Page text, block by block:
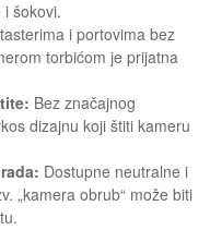
šokovi.
i portovima bez
torbićom je prijatna
Bez značajnog
dizajnu koji štiti kameru
Dostupne neutralne i
„kamera obrub“ može biti